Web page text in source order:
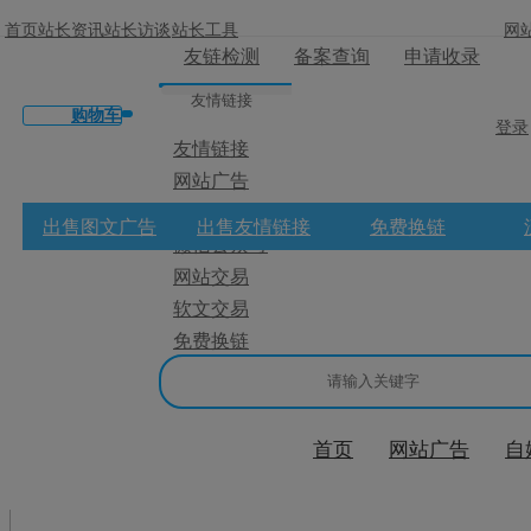
首页 站长资讯站长访谈站长工具
友链检测 备案查询 申请收录
网
登录
友情链接
友情链接
网站广告
网站交易
软文交易
免费换链
购物车
首页 网站广告 自
出售图文广告 出售友情链接 免费换链
×